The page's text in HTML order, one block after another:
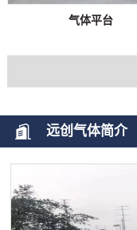
气体平台
远创气体简介